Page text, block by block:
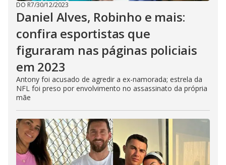
DO R7/30/12/2023
Daniel Alves, Robinho e mais:
confira esportistas que
figuraram nas páginas policiais
em 2023
Antony foi acusado de agredir a ex-namorada; estrela da
NFL foi preso por envolvimento no assassinato da própria
mãe